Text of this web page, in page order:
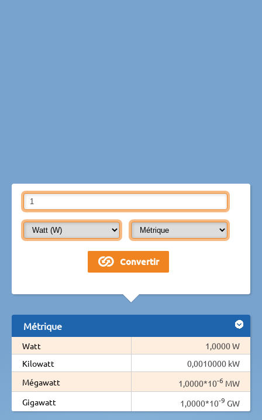
Métrique
Watt
1,0000 W
Kilowatt
0,0010000 kW
Mégawatt
1,0000*10-6 MW
Gigawatt
1,0000*10-9 GW